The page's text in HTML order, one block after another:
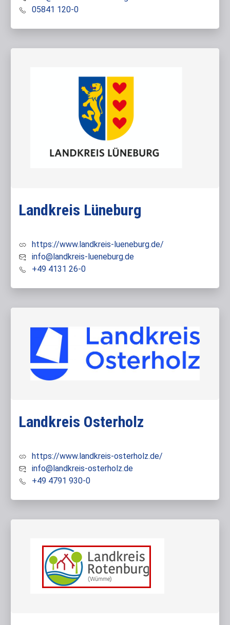
05841 120-0
Landkreis Lüneburg
https://www.landkreis-lueneburg.de/
info@landkreis-lueneburg.de
+49 4131 26-0
Landkreis Osterholz
https://www.landkreis-osterholz.de/
info@landkreis-osterholz.de
+49 4791 930-0